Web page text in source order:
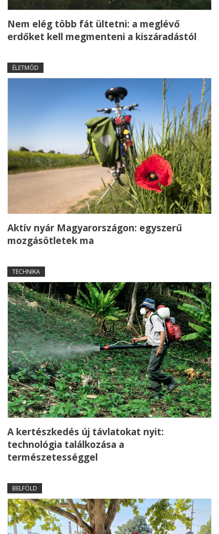
Nem elég több fát ültetni: a meglévő
erdőket kell megmenteni a kiszáradástól
ÉLETMÓD
Aktív nyár Magyarországon: egyszerű
mozgásötletek ma
TECHNIKA
A kertészkedés új távlatokat nyit:
technológia találkozása a
természetességgel
BELFÖLD